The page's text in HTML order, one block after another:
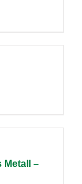
Metall –